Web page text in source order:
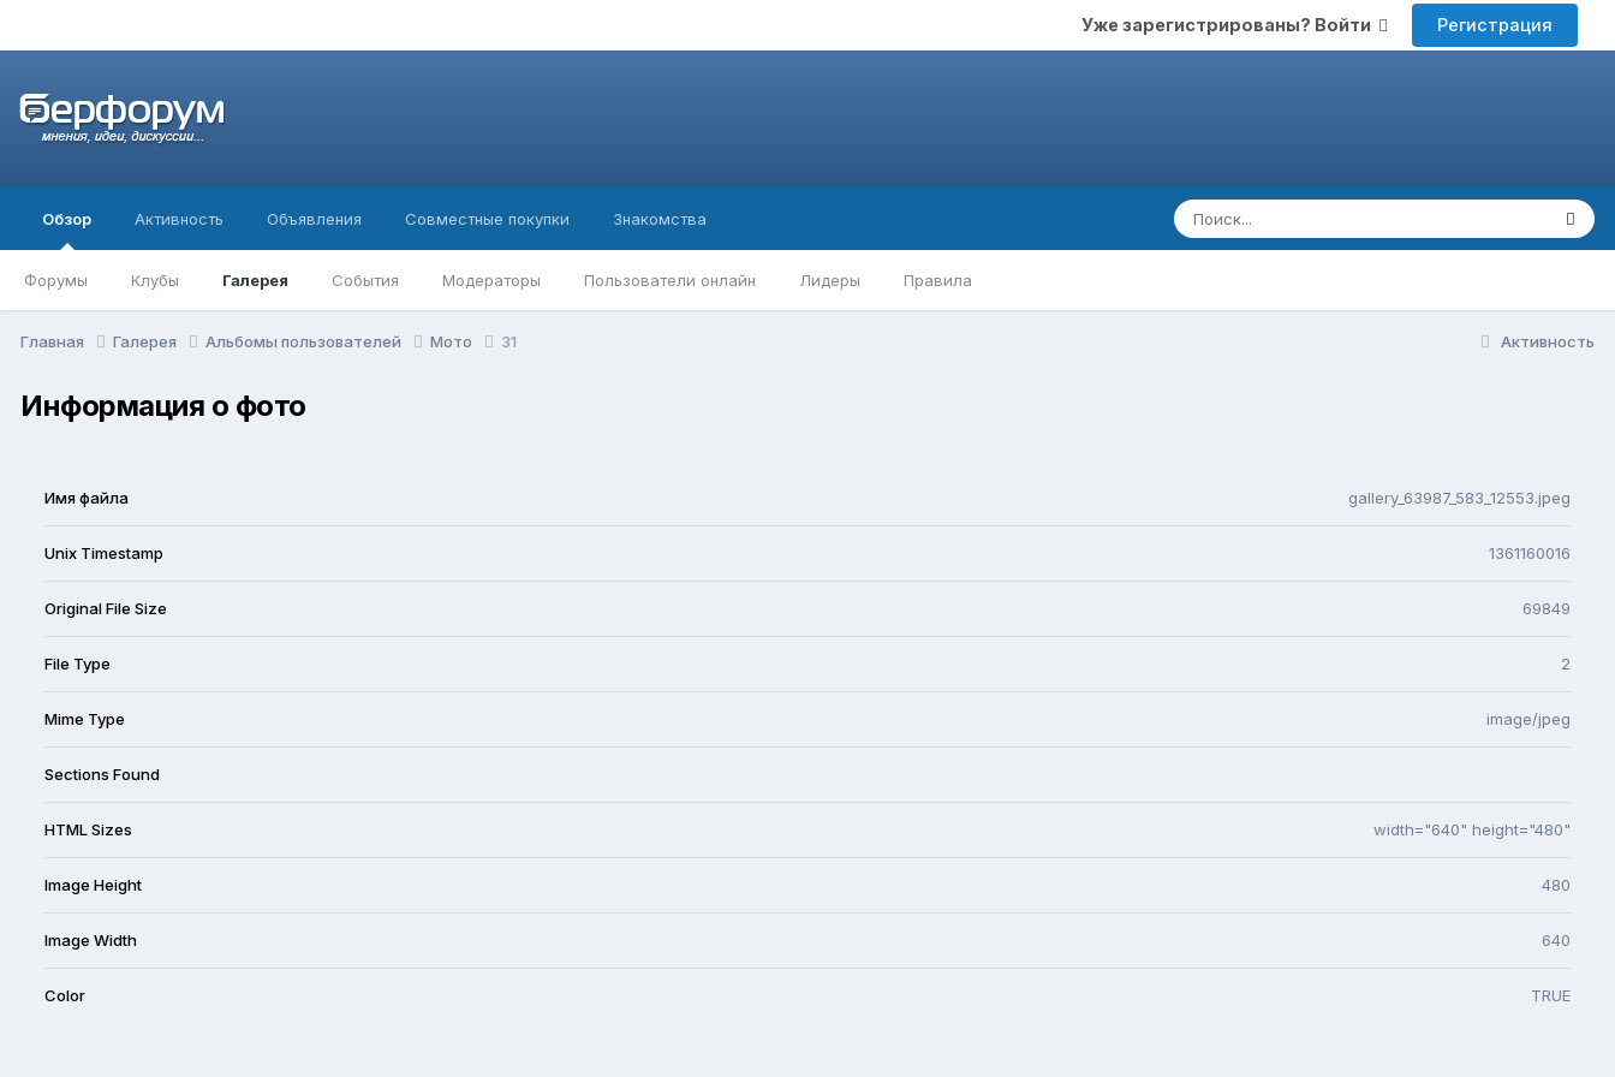
Уже зарегистрированы? Войти Регистрация
Обзор
Форумы Клубы Галерея События Модераторы Пользователи онлайн Лидеры Правила
Активность Объявления Совместные покупки Знакомства
Активность
Главная Галерея Альбомы пользователей Мото 31
Информация о фото
Имя файла gallery_63987_583_12553.jpeg
Unix Timestamp 1361160016
Original File Size 69849
File Type 2
Mime Type image/jpeg
Sections Found
HTML Sizes width="640" height="480"
Image Height 480
Image Width 640
Color TRUE